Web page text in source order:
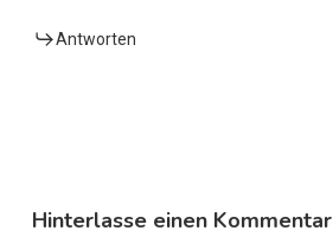
Antworten
Hinterlasse einen Kommentar